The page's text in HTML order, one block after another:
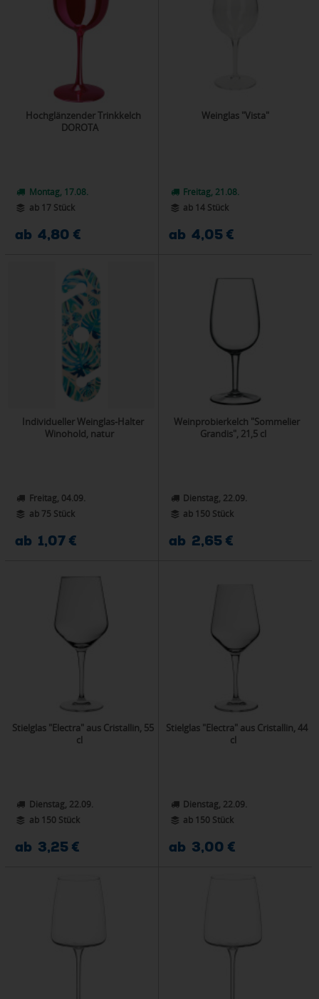
Hochglänzender Trinkkelch
DOROTA
Montag, 17.08.
ab 17 Stück
ab 4,80 €
Weinglas "Vista"
Freitag, 21.08.
ab 14 Stück
ab 4,05 €
Individueller Weinglas-Halter
Winohold, natur
Freitag, 04.09.
ab 75 Stück
ab 1,07 €
Weinprobierkelch "Sommelier
Grandis", 21,5 cl
Dienstag, 22.09.
ab 150 Stück
ab 2,65 €
Stielglas "Electra" aus Cristallin, 55
cl
Dienstag, 22.09.
ab 150 Stück
ab 3,25 €
Stielglas "Electra" aus Cristallin, 44
cl
Dienstag, 22.09.
ab 150 Stück
ab 3,00 €